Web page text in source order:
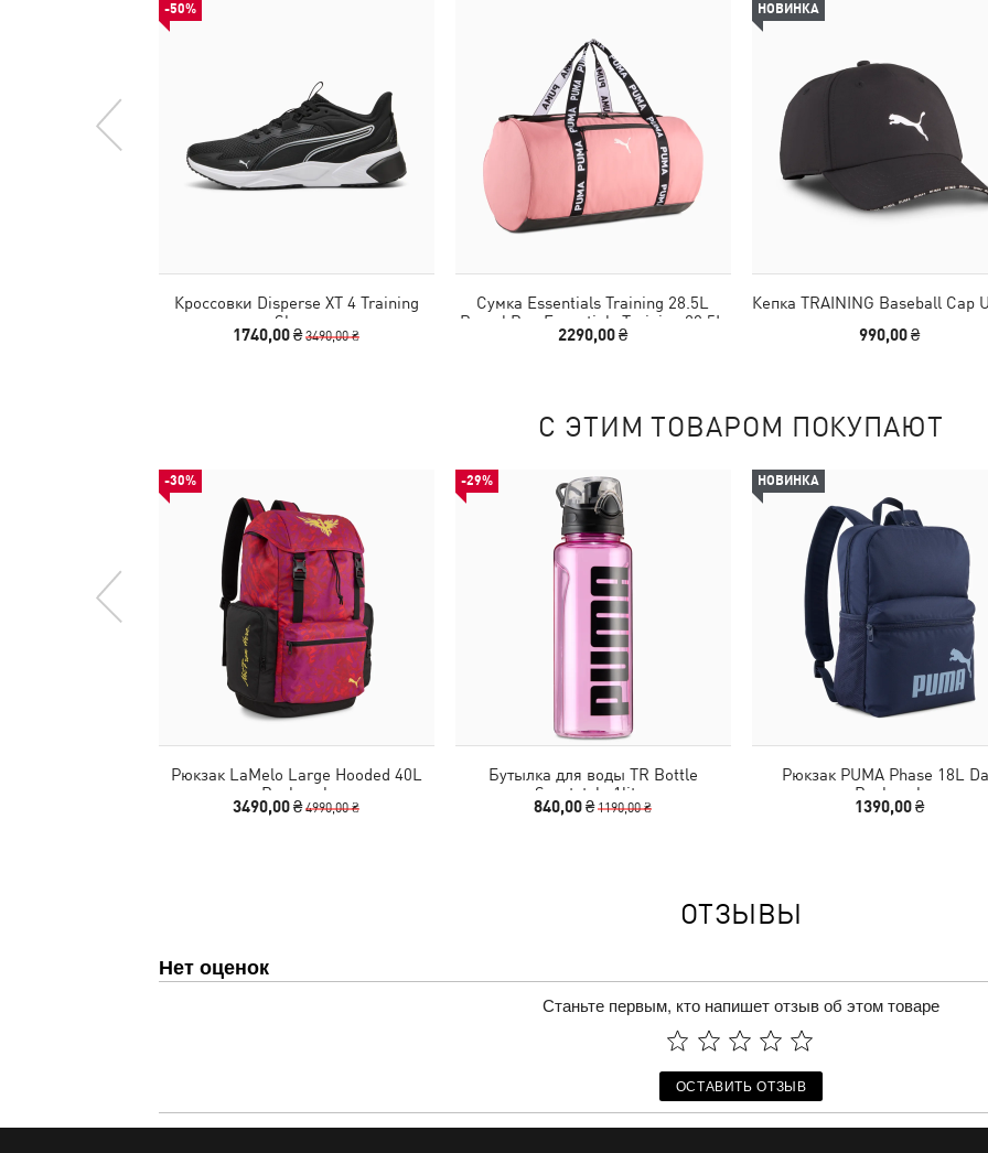
-50%
Кроссовки Disperse XT 4 Training
Shoes
1740,00 ₴3490,00 ₴
Сумка Essentials Training 28.5L
Barrel Bag Essentials Training 28.5L
Barrel Bag
2290,00 ₴
НОВИНКА
Кепка TRAINING Baseball Cap
990,00 ₴
С ЭТИМ ТОВАРОМ ПОКУПАЮТ
-30%
Рюкзак LaMelo Large Hooded 40L
Backpack
3490,00 ₴4990,00 ₴
-29%
Бутылка для воды TR Bottle
Sportstyle 1liter
840,00 ₴1190,00 ₴
НОВИНКА
Рюкзак PUMA Phase 18L
Backpack
1390,00 ₴
ОТЗЫВЫ
Нет оценок
Станьте первым, кто напишет отзыв об этом товаре
ОСТАВИТЬ ОТЗЫВ